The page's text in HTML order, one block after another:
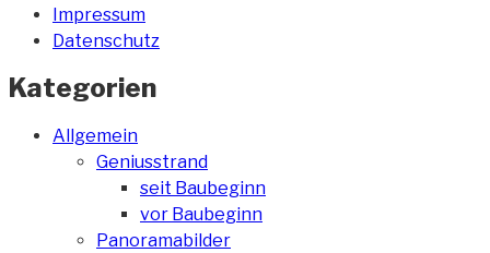
Impressum
Datenschutz
Kategorien
Allgemein
Geniusstrand
seit Baubeginn
vor Baubeginn
Panoramabilder